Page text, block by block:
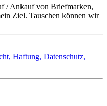
/ Ankauf von Briefmarken,
Ziel. Tauschen können wir
Haftung, Datenschutz,